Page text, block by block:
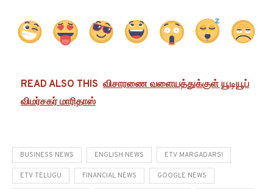
READ ALSO THIS விசாரணை வளையத்துக்குள் யூடியூப்
விமர்சகர் மாரிதாஸ்
BUSINESS NEWS ENGLISH NEWS ETV MARGADARSI
ETV TELUGU FINANCIAL NEWS GOOGLE NEWS